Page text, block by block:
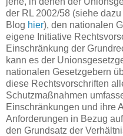
der RL 2002/58 (siehe dazu
Blog hier), den nationalen
eigene Initiative
Einschränkung der
kann es der
nationalen Gesetzgebern
diese Rechtsvorschriften
Schutzmaßnahmen
Einschränkungen und ihre
Anforderungen in Bezug
den Grundsatz der